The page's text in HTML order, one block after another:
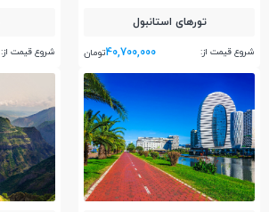
تور‌های استانبول
شروع قیمت از: 40,700,000تومان شروع قیمت از: